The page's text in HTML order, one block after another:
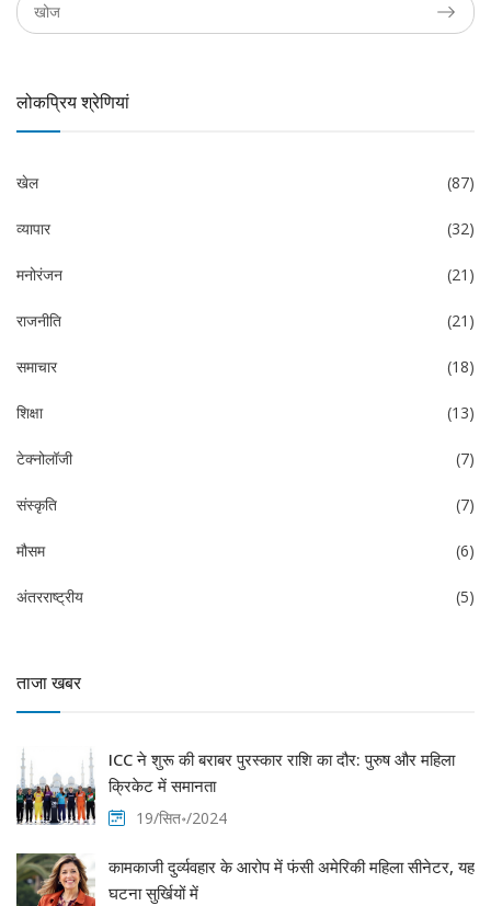
लोकप्रिय श्रेणियां
खेल (87)
व्यापार (32)
मनोरंजन (21)
राजनीति (21)
समाचार (18)
शिक्षा (13)
टेक्नोलॉजी (7)
संस्कृति (7)
मौसम (6)
अंतरराष्ट्रीय (5)
ताजा खबर
ICC ने शुरू की बराबर पुरस्कार राशि का दौर: पुरुष और महिला
क्रिकेट में समानता
19/सित॰/2024
कामकाजी दुर्व्यवहार के आरोप में फंसी अमेरिकी महिला सीनेटर, यह
घटना सुर्खियों में